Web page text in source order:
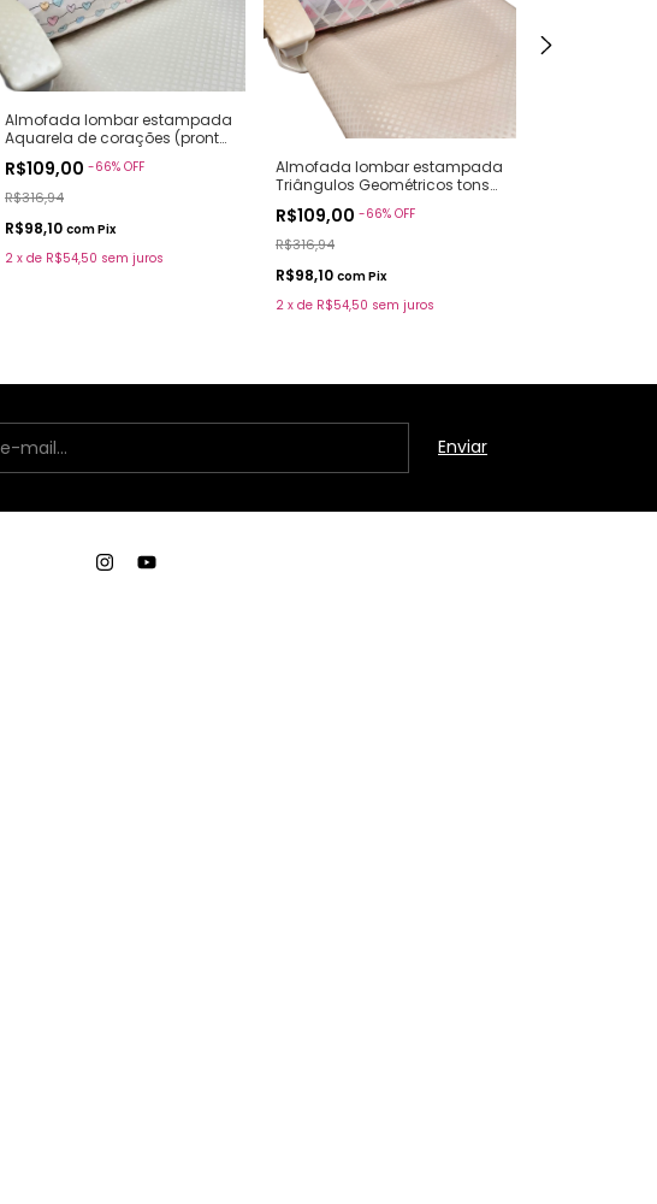
Almofada lombar estampada
Aquarela de corações (pronto
R$109,00 -66% OFF
R$316,94
R$98,10 comPix
2 x de R$54,50 sem juros
Almofada lombar estampada
Triângulos Geométricos tons
R$109,00 -66% OFF
R$316,94
R$98,10 comPix
2 x de R$54,50 sem juros